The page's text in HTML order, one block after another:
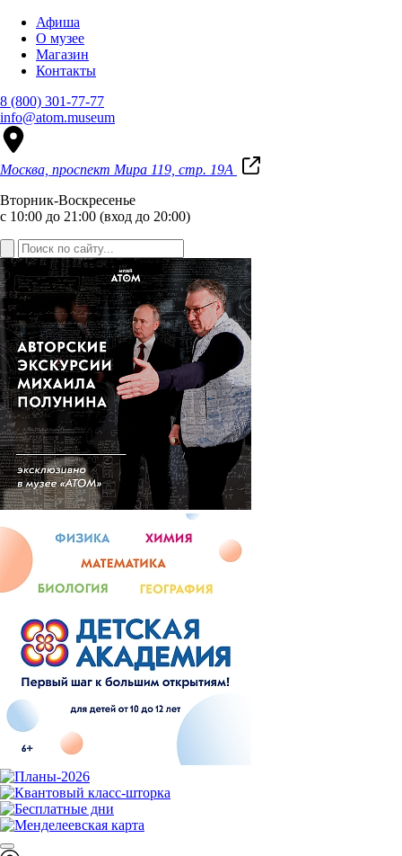
Афиша
О музее
Магазин
Контакты
8 (800) 301-77-77
info@atom.museum
Москва, проспект Мира 119, стр. 19А
Вторник-Воскресенье
с 10:00 до 21:00 (вход до 20:00)